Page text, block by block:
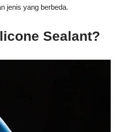
jenis yang berbeda.
Sealant?